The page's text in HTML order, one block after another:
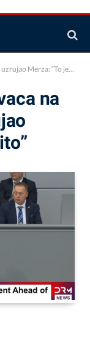
“To je znakovito”
na